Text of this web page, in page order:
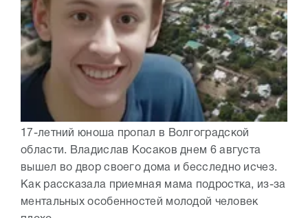
17-летний юноша пропал в Волгоградской
области. Владислав Косаков днем 6 августа
вышел во двор своего дома и бесследно исчез.
Как рассказала приемная мама подростка, из-за
ментальных особенностей молодой человек